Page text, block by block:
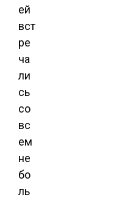
ей
вст
ре
ча
ли
сь
со
вс
ем
не
бо
ль